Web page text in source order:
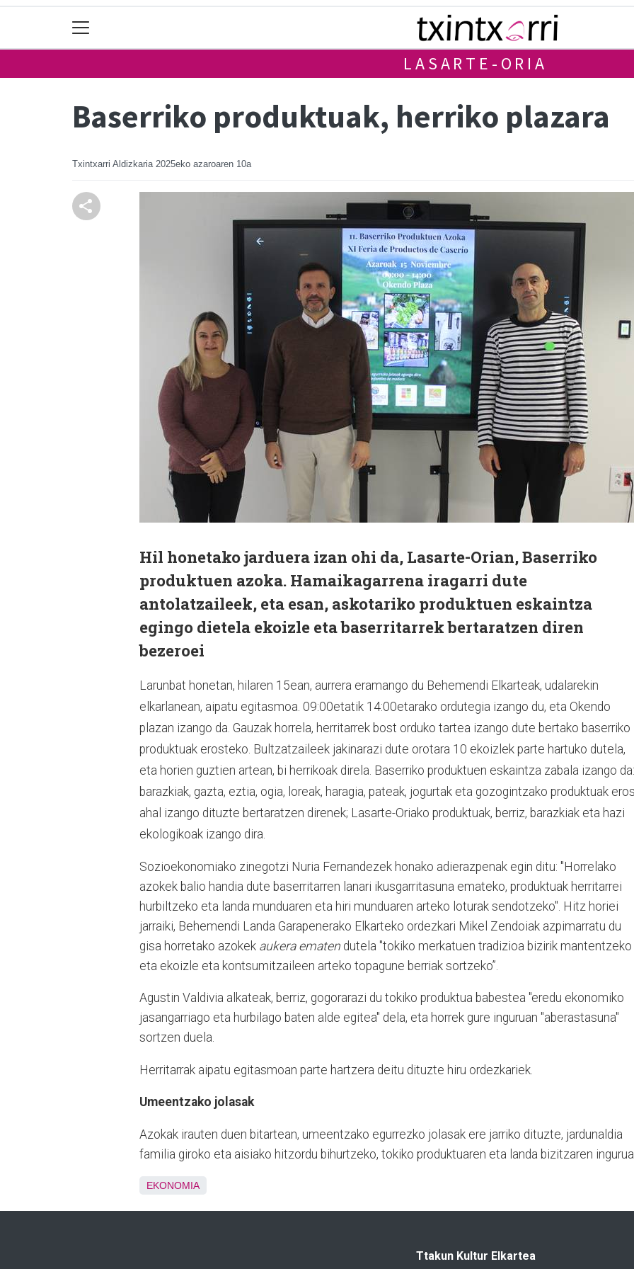
LASARTE-ORIA
Baserriko produktuak, herriko plazara
Txintxarri Aldizkaria 2025eko azaroaren 10a
Hil honetako jarduera izan ohi da, Lasarte-Orian, Baserriko
produktuen azoka. Hamaikagarrena iragarri dute
antolatzaileek, eta esan, askotariko produktuen eskaintza
egingo dietela ekoizle eta baserritarrek bertaratzen diren
bezeroei
Larunbat honetan, hilaren 15ean, aurrera eramango du Behemendi Elkarteak, udalarekin
elkarlanean, aipatu egitasmoa. 09:00etatik 14:00etarako ordutegia izango du, eta Okendo
plazan izango da. Gauzak horrela, herritarrek bost orduko tartea izango dute bertako baserriko
produktuak erosteko. Bultzatzaileek jakinarazi dute orotara 10 ekoizlek parte hartuko dutela,
eta horien guztien artean, bi herrikoak direla. Baserriko produktuen eskaintza zabala izango da:
barazkiak, gazta, eztia, ogia, loreak, haragia, pateak, jogurtak eta gozogintzako produktuak
ahal izango dituzte bertaratzen direnek; Lasarte-Oriako produktuak, berriz, barazkiak eta hazi
ekologikoak izango dira.
Sozioekonomiako zinegotzi Nuria Fernandezek honako adierazpenak egin ditu: "Horrelako
azokek balio handia dute baserritarren lanari ikusgarritasuna emateko, produktuak herritarrei
hurbiltzeko eta landa munduaren eta hiri munduaren arteko loturak sendotzeko". Hitz horiei
jarraiki, Behemendi Landa Garapenerako Elkarteko ordezkari Mikel Zendoiak azpimarratu du
gisa horretako azokek aukera ematen dutela "tokiko merkatuen tradizioa bizirik mantentzeko
eta ekoizle eta kontsumitzaileen arteko topagune berriak sortzeko”.
Agustin Valdivia alkateak, berriz, gogorarazi du tokiko produktua babestea "eredu ekonomiko
jasangarriago eta hurbilago baten alde egitea" dela, eta horrek gure inguruan "aberastasuna"
sortzen duela.
Herritarrak aipatu egitasmoan parte hartzera deitu dituzte hiru ordezkariek.
Umeentzako jolasak
Azokak irauten duen bitartean, umeentzako egurrezko jolasak ere jarriko dituzte, jardunaldia
familia giroko eta aisiako hitzordu bihurtzeko, tokiko produktuaren eta landa bizitzaren
EKONOMIA
Ttakun Kultur Elkartea